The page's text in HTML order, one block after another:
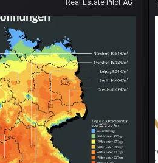
Real Estate Pilot AG